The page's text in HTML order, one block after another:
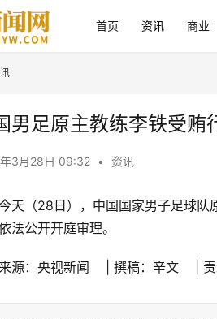
首页 资讯 商业
男足原主教练李铁受贿
3月28日 09:32 • 资讯
天（28日），中国国家男子足球队
法公开开庭审理。
来源：央视新闻    | 撰稿：辛文    |